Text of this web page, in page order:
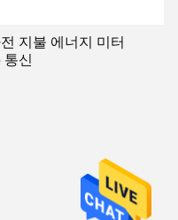
지불 에너지 미터
통신